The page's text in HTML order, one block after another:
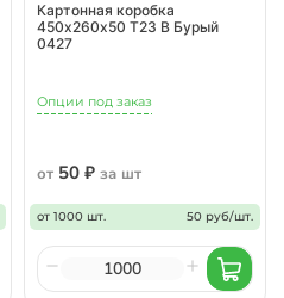
Картонная коробка
450х260х50 Т23 В Бурый
0427
Опции под заказ
от 50 ₽ за шт
от 1000 шт. 50 руб/шт.